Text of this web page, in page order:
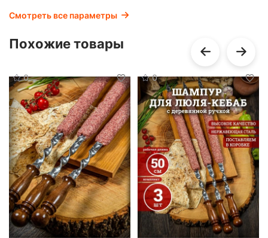
Смотреть все параметры
Похожие товары
0 0